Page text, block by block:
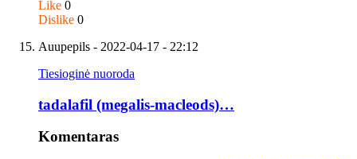
Like 0
Dislike 0
Auupepils - 2022-04-17 - 22:12
Tiesioginė nuoroda
tadalafil (megalis-macleods)…
Komentaras